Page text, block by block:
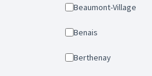
Beaumont-Village
Benais
Berthenay